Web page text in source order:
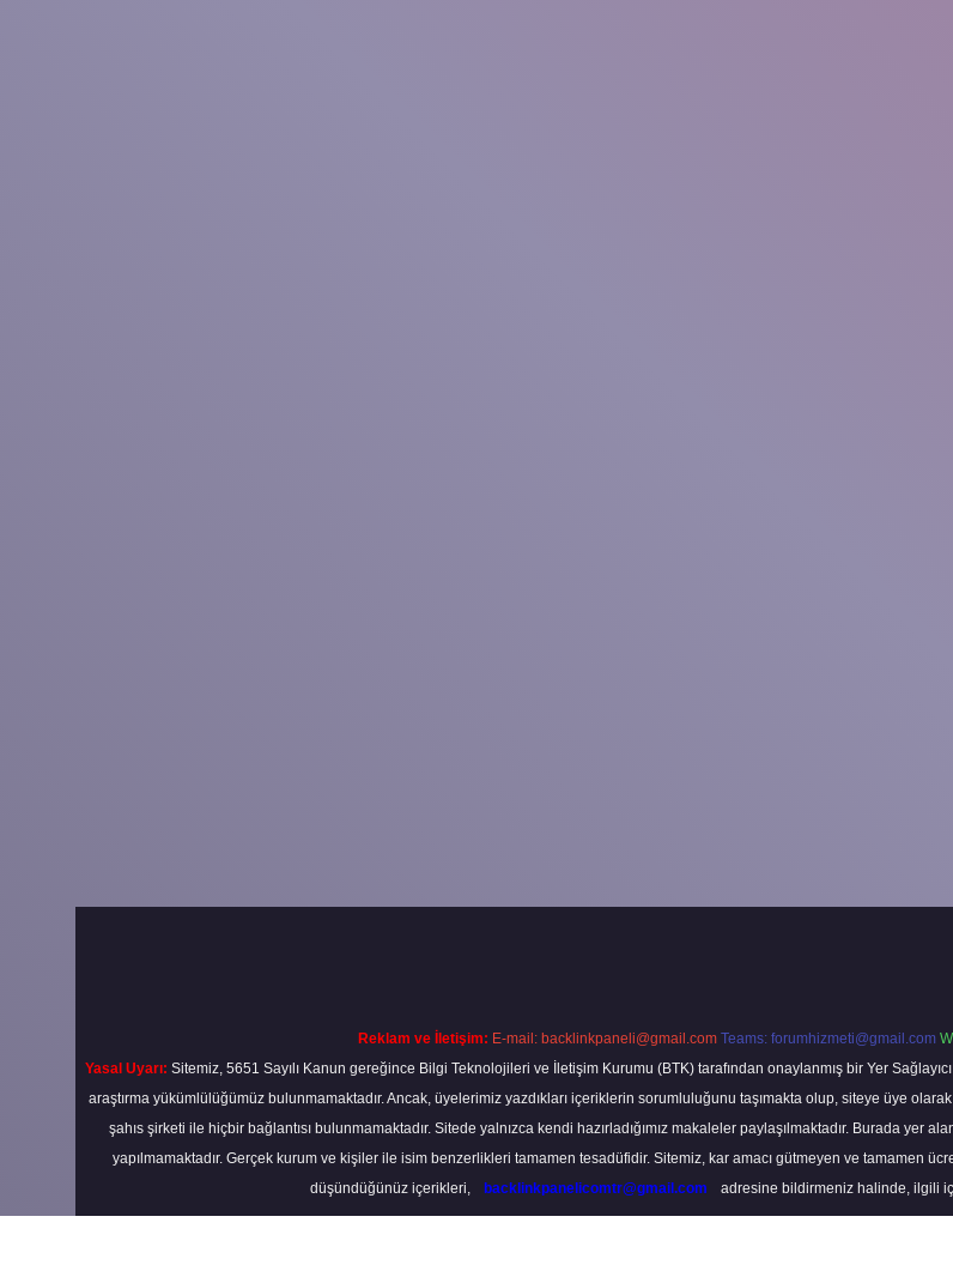
Reklam ve İletişim: E-mail: backlinkpaneli@gmail.com Teams: forumhizmeti@gmail.com
Yasal Uyarı: Sitemiz, 5651 Sayılı Kanun gereğince Bilgi Teknolojileri ve İletişim Kurumu (BTK) tarafından onaylanmış bir Yer
araştırma yükümlülüğümüz bulunmamaktadır. Ancak, üyelerimiz yazdıkları içeriklerin sorumluluğunu taşımakta olup, siteye üye
şahıs şirketi ile hiçbir bağlantısı bulunmamaktadır. Sitede yalnızca kendi hazırladığımız makaleler paylaşılmaktadır. Burada
yapılmamaktadır. Gerçek kurum ve kişiler ile isim benzerlikleri tamamen tesadüfidir. Sitemiz, kar amacı gütmeyen ve tamamen
düşündüğünüz içerikleri,
backlinkpanelicomtr@gmail.com adresine bildirmeniz halinde, ilgili